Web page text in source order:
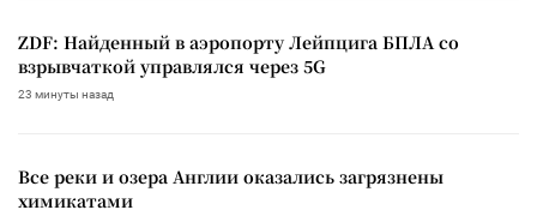
ZDF: Найденный в аэропорту Лейпцига БПЛА со
взрывчаткой управлялся через 5G
23 минуты назад
Все реки и озера Англии оказались загрязнены
химикатами